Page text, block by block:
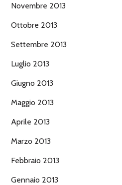
Novembre 2013
Ottobre 2013
Settembre 2013
Luglio 2013
Giugno 2013
Maggio 2013
Aprile 2013
Marzo 2013
Febbraio 2013
Gennaio 2013